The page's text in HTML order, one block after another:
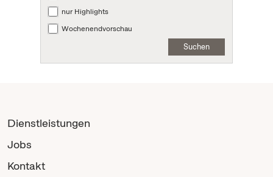
nur Highlights
Wochenendvorschau
Suchen
Dienstleistungen
Jobs
Kontakt